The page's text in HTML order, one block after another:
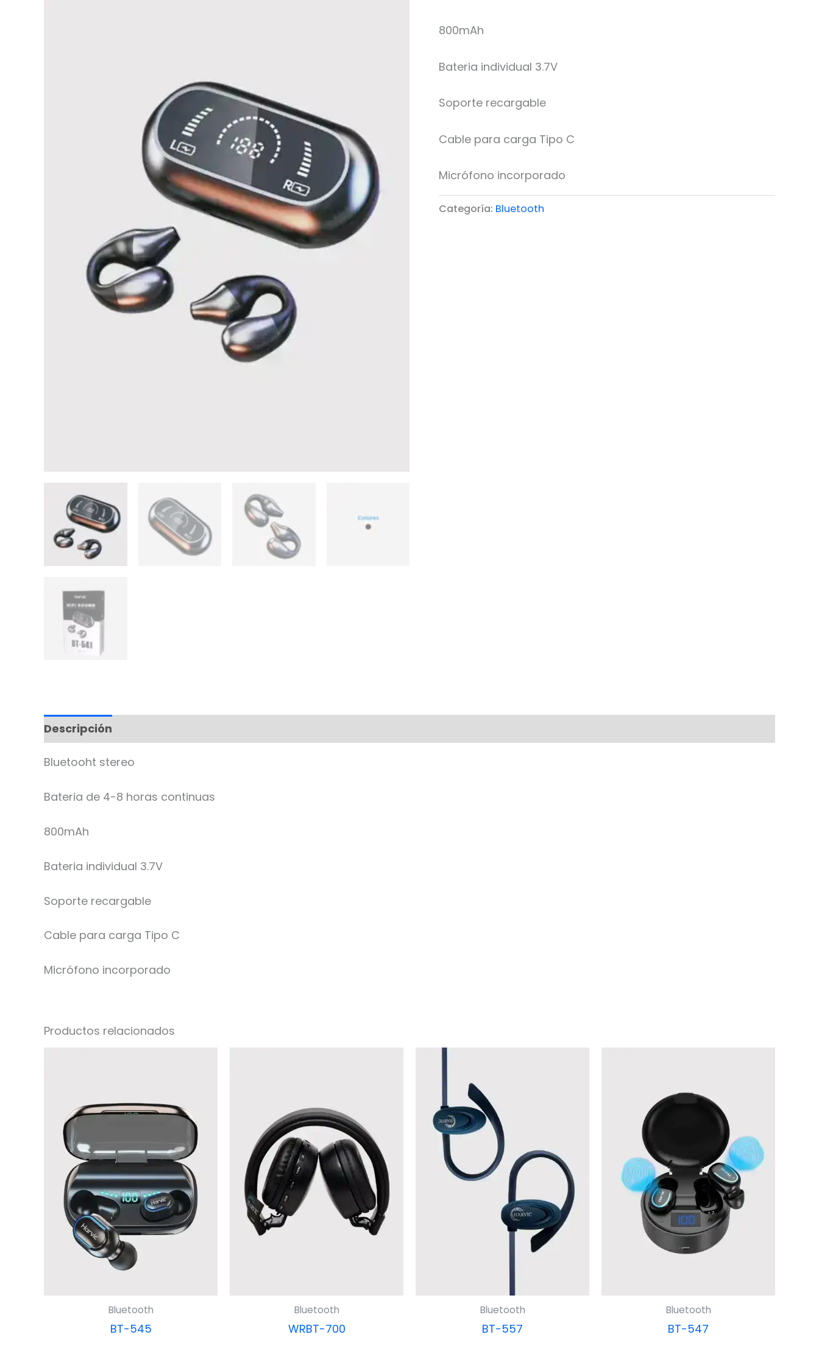
800mAh
Bateria individual 3.7V
Soporte recargable
Cable para carga Tipo C
Micrófono incorporado
Categoría: Bluetooth
Descripción
Bluetooht stereo
Bateria de 4-8 horas continuas
800mAh
Bateria individual 3.7V
Soporte recargable
Cable para carga Tipo C
Micrófono incorporado
Productos relacionados
Bluetooth
BT-545
Bluetooth
WRBT-700
Bluetooth
BT-557
Bluetooth
BT-547